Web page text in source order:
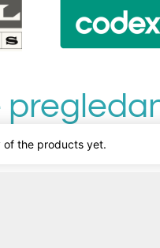
of the products yet.